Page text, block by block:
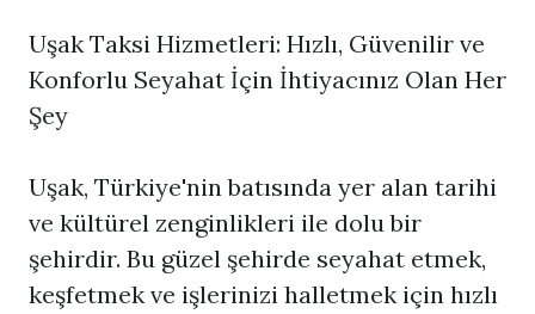
Uşak Taksi Hizmetleri: Hızlı, Güvenilir ve
Konforlu Seyahat İçin İhtiyacınız Olan Her
Şey
Uşak, Türkiye'nin batısında yer alan tarihi
ve kültürel zenginlikleri ile dolu bir
şehirdir. Bu güzel şehirde seyahat etmek,
keşfetmek ve işlerinizi halletmek için hızlı